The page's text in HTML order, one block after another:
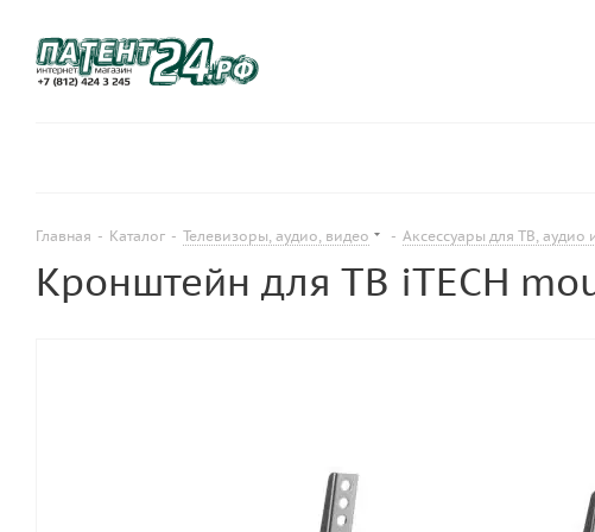
Главная - Каталог - Телевизоры, аудио, видео - Аксессуары для ТВ, аудио
Кронштейн для ТВ iTECH